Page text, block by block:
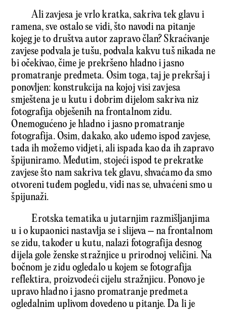
Ali zavjesa je vrlo kratka, sakriva tek glavu i
ramena, sve ostalo se vidi, što navodi na pitanje
kojeg je to društva autor zapravo član? Skraćivanje
zavjese podvala je tušu, podvala kakvu tuš nikada ne
bi očekivao, čime je prekršeno hladno i jasno
promatranje predmeta. Osim toga, taj je prekršaj i
ponovljen: konstrukcija na kojoj visi zavjesa
smještena je u kutu i dobrim dijelom sakriva niz
fotografija obješenih na frontalnom zidu.
Onemogućeno je hladno i jasno promatranje
fotografija. Osim, dakako, ako uđemo ispod zavjese,
tada ih možemo vidjeti, ali ispada kao da ih zapravo
špijuniramo. Međutim, stojeći ispod te prekratke
zavjese što nam sakriva tek glavu, shvaćamo da smo
otvoreni tuđem pogledu, vidi nas se, uhvaćeni smo u
špijunaži.
Erotska tematika u jutarnjim razmišljanjima
u i o kupaonici nastavlja se i slijeva – na frontalnom
se zidu, također u kutu, nalazi fotografija desnog
dijela gole ženske stražnjice u prirodnoj veličini. Na
bočnom je zidu ogledalo u kojem se fotografija
reflektira, proizvodeći cijelu stražnjicu. Ponovo je
upravo hladno i jasno promatranje predmeta
ogledalnim uplivom dovedeno u pitanje. Da li je